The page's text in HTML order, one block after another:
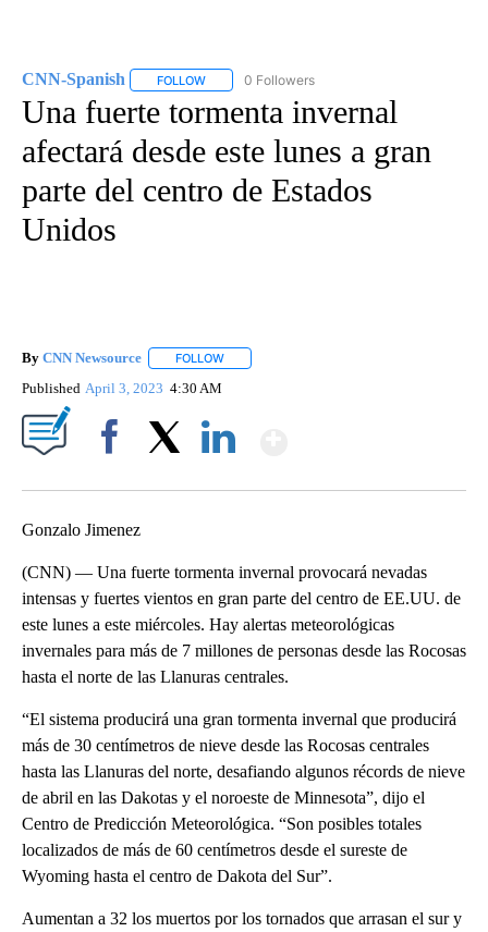
CNN-Spanish FOLLOW FOLLOW "CNN-SPANISH" TO RECEIVE
0 Followers
Una fuerte tormenta invernal
afectará desde este lunes a gran
parte del centro de Estados
Unidos
By CNN Newsource FOLLOW
Published April 3, 2023 4:30 AM
Gonzalo Jimenez
(CNN) — Una fuerte tormenta invernal provocará nevadas
intensas y fuertes vientos en gran parte del centro de EE.UU. de
este lunes a este miércoles. Hay alertas meteorológicas
invernales para más de 7 millones de personas desde las Rocosas
hasta el norte de las Llanuras centrales.
“El sistema producirá una gran tormenta invernal que producirá
más de 30 centímetros de nieve desde las Rocosas centrales
hasta las Llanuras del norte, desafiando algunos récords de nieve
de abril en las Dakotas y el noroeste de Minnesota”, dijo el
Centro de Predicción Meteorológica. “Son posibles totales
localizados de más de 60 centímetros desde el sureste de
Wyoming hasta el centro de Dakota del Sur”.
Aumentan a 32 los muertos por los tornados que arrasan el sur y